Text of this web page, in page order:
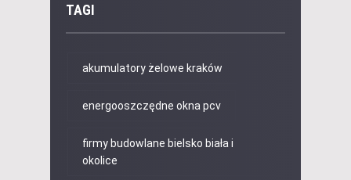
TAGI
akumulatory żelowe kraków
energooszczędne okna pcv
firmy budowlane bielsko biała i
okolice